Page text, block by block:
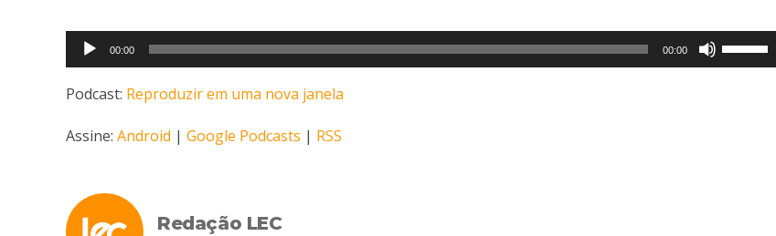
Tocador
de
áudio
00:00 00:00
as
Podcast: Reproduzir em uma nova janela
Assine: Android | Google Podcasts | RSS
Redação LEC